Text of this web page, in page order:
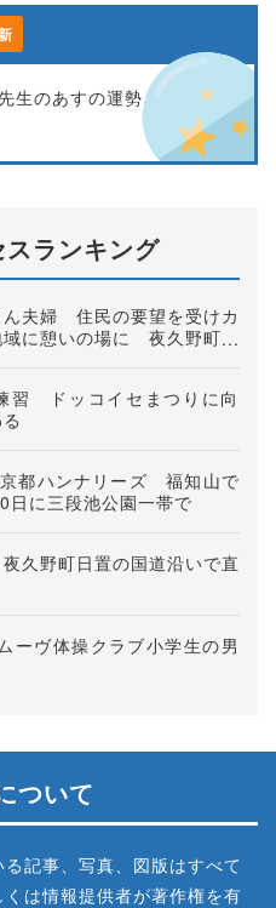
生のあすの運勢
ランキング
ん夫婦 住民の要望を受けカ
に憩いの場に 夜久野町稲
習 ドッコイセまつりに向
都ハンナリーズ 福知山で
に三段池公園一帯で
久野町日置の国道沿いで直
ーヴ体操クラブ小学生の男
ついて
記事、写真、図版はすべて
は情報提供者が著作権を有